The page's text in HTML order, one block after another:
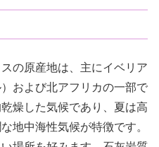
の原産地は、主にイベリア
および北アフリカの一部で
燥した気候であり、夏は高
地中海性気候が特徴です。